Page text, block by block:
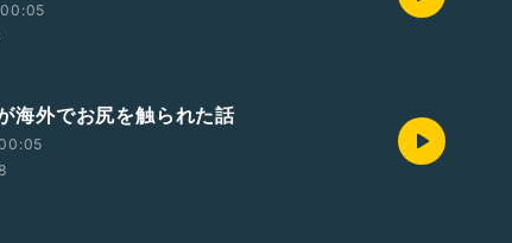
海外でお尻を触られた話